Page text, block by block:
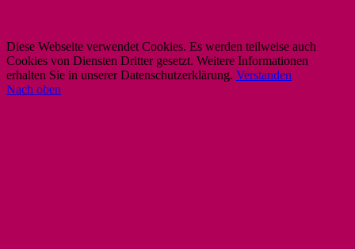
Diese Webseite verwendet Cookies. Es werden teilweise auch
Cookies von Diensten Dritter gesetzt. Weitere Informationen
erhalten Sie in unserer Datenschutzerklärung. Verstanden
Nach oben